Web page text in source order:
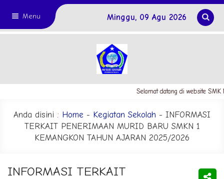
Menu Minggu, 09 Agu 2026
Selamat datang di website SMK
Anda disini : Home - Kegiatan Sekolah - INFORMASI
TERKAIT PENERIMAAN MURID BARU SMKN 1
KEMANGKON TAHUN AJARAN 2025/2026
INFORMASI TERKAIT